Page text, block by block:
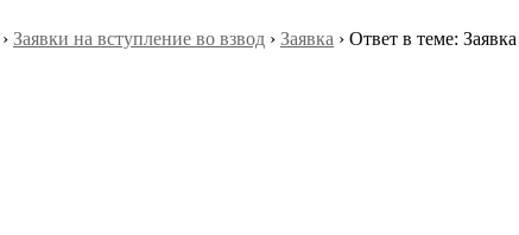
› Заявки на вступление во взвод › Заявка › Ответ в теме: Заявка